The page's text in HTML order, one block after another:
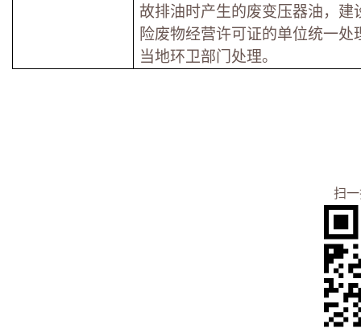
故排油时产生的废变压器油，建
险废物经营许可证的单位统一处
当地环卫部门处理。
扫